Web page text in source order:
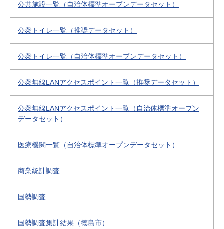
公共施設一覧（自治体標準オープンデータセット）
公衆トイレ一覧（推奨データセット）
公衆トイレ一覧（自治体標準オープンデータセット）
公衆無線LANアクセスポイント一覧（推奨データセット）
公衆無線LANアクセスポイント一覧（自治体標準オープン
データセット）
医療機関一覧（自治体標準オープンデータセット）
商業統計調査
国勢調査
国勢調査集計結果（徳島市）